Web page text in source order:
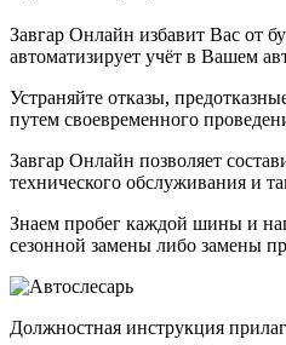
Завгар Онлайн избавит Вас от
автоматизирует учёт в Вашем
Устраняйте отказы,
путем своевременного
Завгар Онлайн позволяет
технического обслуживания и
Знаем пробег каждой шины и
сезонной замены либо замены
Должностная инструкция